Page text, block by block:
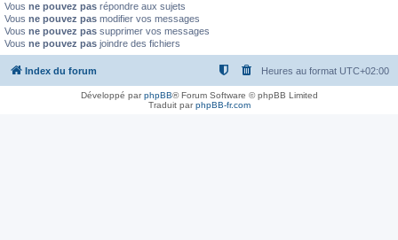
Vous ne pouvez pas répondre aux sujets
Vous ne pouvez pas modifier vos messages
Vous ne pouvez pas supprimer vos messages
Vous ne pouvez pas joindre des fichiers
Index du forum Heures au format UTC+02:00
Développé parphpBB® Forum Software © phpBB Limited
Traduit parphpBB-fr.com